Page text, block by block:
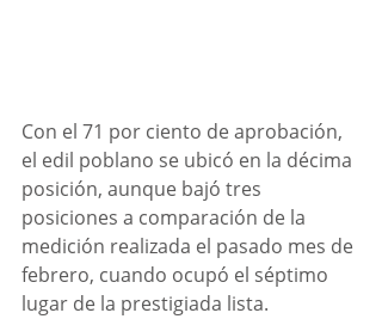
Con el 71 por ciento de aprobación,
el edil poblano se ubicó en la décima
posición, aunque bajó tres
posiciones a comparación de la
medición realizada el pasado mes de
febrero, cuando ocupó el séptimo
lugar de la prestigiada lista.